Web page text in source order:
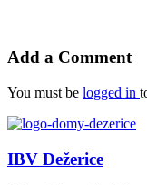
Add a Comment
You must be logged in
IBV Dežerice